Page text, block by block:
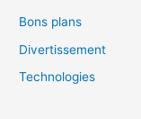
Bons plans
Divertissement
Technologies